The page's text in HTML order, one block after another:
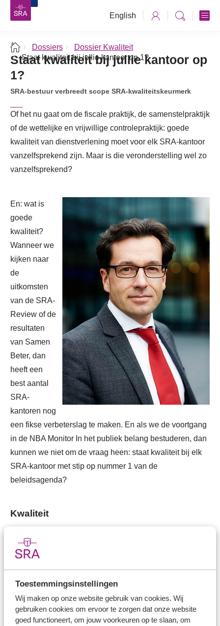
Toestemmingsinstellingen
Wij maken op onze website gebruik van cookies. Wij
gebruiken cookies om ervoor te zorgen dat onze website
goed functioneert, om jouw voorkeuren op te slaan, om
English
Dossiers
Dossier Kwaliteit
Staat kwaliteit bij jullie kantoor op 1?
Staat kwaliteit bij jullie kantoor op
1?
SRA-bestuur verbreedt scope SRA-kwaliteitskeurmerk
Of het nu gaat om de fiscale praktijk, de samenstelpraktijk
of de wettelijke en vrijwillige controlepraktijk: goede
kwaliteit van dienstverlening moet voor elk SRA-kantoor
vanzelfsprekend zijn. Maar is die veronderstelling wel zo
vanzelfsprekend?
En: wat is
goede
kwaliteit?
Wanneer we
kijken naar
de
uitkomsten
van de SRA-
Review of de
resultaten
van Samen
Beter, dan
heeft een
best aantal
SRA-
kantoren nog
een fikse verbeterslag te maken. En als we de voortgang
in de NBA Monitor In het publiek belang bestuderen, dan
kunnen we niet om de vraag heen: staat kwaliteit bij elk
SRA-kantoor met stip op nummer 1 van de
beleidsagenda?
Kwaliteit
Gezien de vele definities die over het begrip in omloop
zijn, weten we eigenlijk niet precies wat kwaliteit is. Ook
komen met een gezamenlijk beleidsstandpunt van
kantoren en de beroepsorganisatie over 'wat de